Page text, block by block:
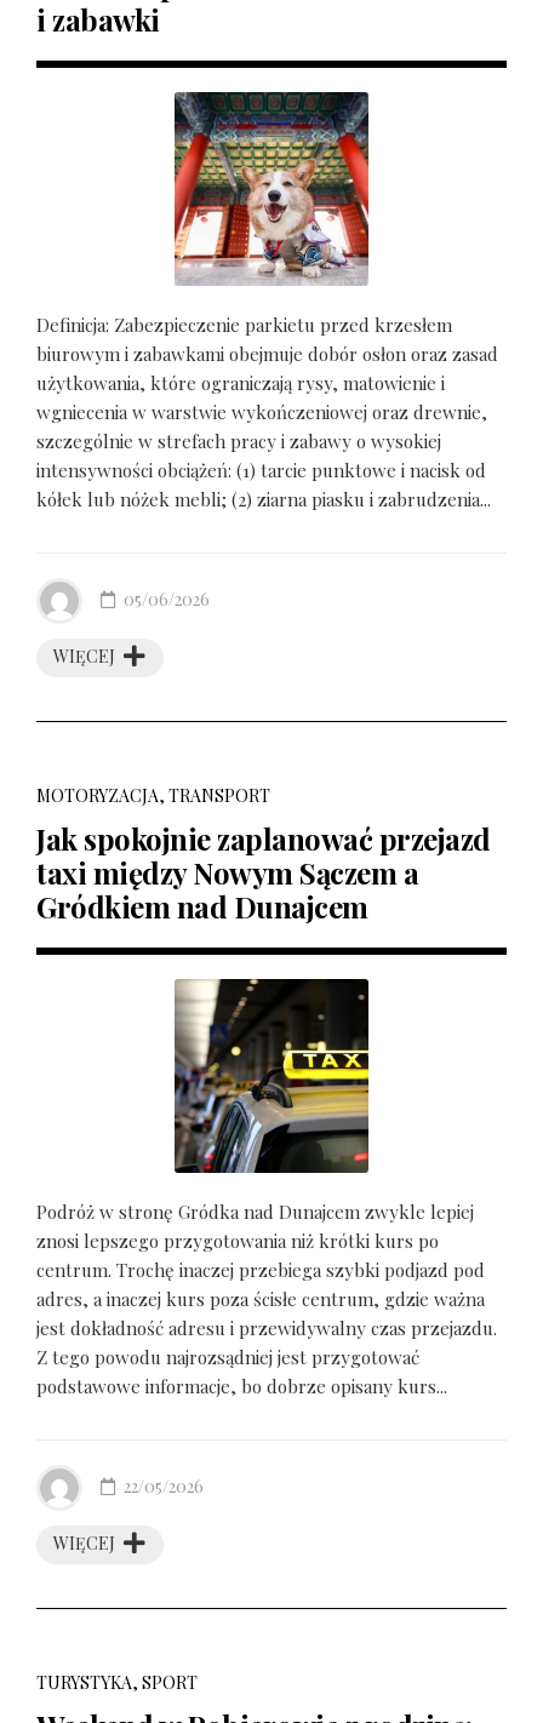
i zabawki
Definicja: Zabezpieczenie parkietu przed krzesłem
biurowym i zabawkami obejmuje dobór osłon oraz zasad
użytkowania, które ograniczają rysy, matowienie i
wgniecenia w warstwie wykończeniowej oraz drewnie,
szczególnie w strefach pracy i zabawy o wysokiej
intensywności obciążeń: (1) tarcie punktowe i nacisk od
kółek lub nóżek mebli; (2) ziarna piasku i zabrudzenia...
WIĘCEJ
05/06/2026
MOTORYZACJA, TRANSPORT
Jak spokojnie zaplanować przejazd
taxi między Nowym Sączem a
Gródkiem nad Dunajcem
Podróż w stronę Gródka nad Dunajcem zwykle lepiej
znosi lepszego przygotowania niż krótki kurs po
centrum. Trochę inaczej przebiega szybki podjazd pod
adres, a inaczej kurs poza ścisłe centrum, gdzie ważna
jest dokładność adresu i przewidywalny czas przejazdu.
Z tego powodu najrozsądniej jest przygotować
podstawowe informacje, bo dobrze opisany kurs...
WIĘCEJ
22/05/2026
TURYSTYKA, SPORT